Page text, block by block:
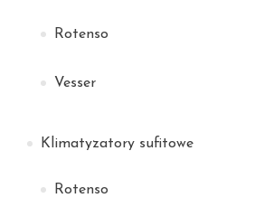
Rotenso
Vesser
Klimatyzatory sufitowe
Rotenso